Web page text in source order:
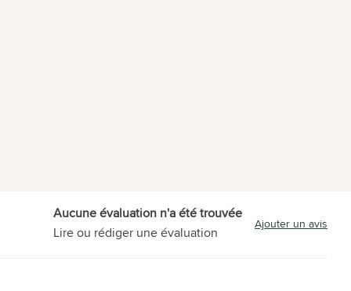
Aucune évaluation n'a été trouvée
Lire ou rédiger une évaluation
Ajouter un avis